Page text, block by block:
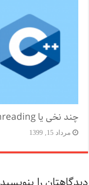
چند نخی یا Multithreading در ++C
مرداد 15, 1399